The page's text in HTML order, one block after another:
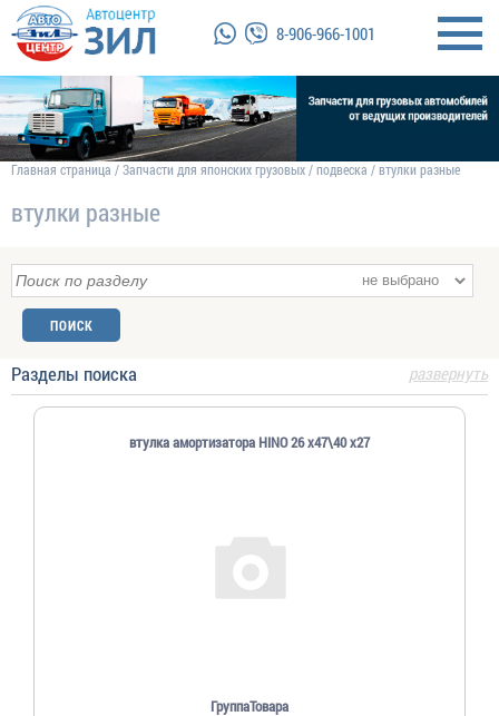
8-906-966-1001
Главная страница /Запчасти для японских грузовых/подвеска /втулки разные
втулки разные
развернуть
Разделы поиска
втулка амортизатора HINO 26 x47\40 x27
ГруппаТовара